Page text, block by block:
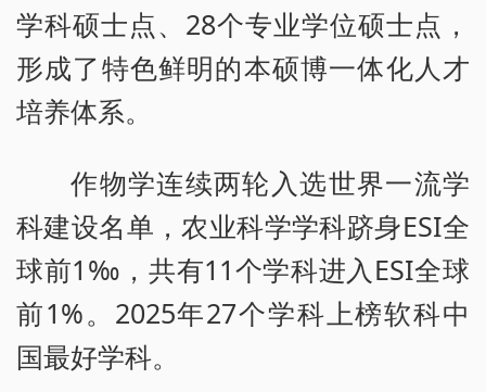
学科硕士点、28个专业学位硕士点，
形成了特色鲜明的本硕博一体化人才
培养体系。
作物学连续两轮入选世界一流学
科建设名单，农业科学学科跻身ESI全
球前1‰，共有11个学科进入ESI全球
前1%。2025年27个学科上榜软科中
国最好学科。